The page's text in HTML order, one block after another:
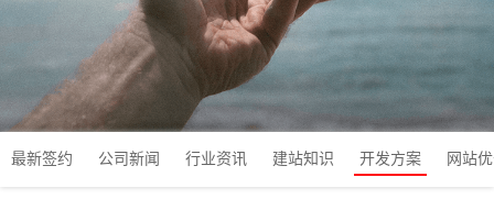
最新签约 公司新闻 行业资讯 建站知识 开发方案 网站